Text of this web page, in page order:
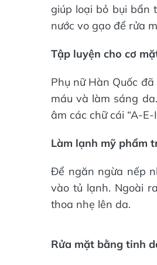
giúp loại bỏ bụi bẩn
nước vo gạo để rửa
Tập luyện cho cơ
Phụ nữ Hàn Quốc
máu và làm sáng
âm các chữ cái “A-
Làm lạnh mỹ phẩm
Để ngăn ngừa nếp
vào tủ lạnh. Ngoài
thoa nhẹ lên da.
Rửa mặt bằng tinh